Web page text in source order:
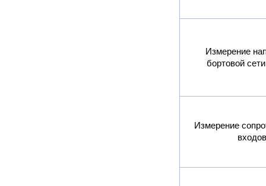
Измерение
бортовой
Измерение